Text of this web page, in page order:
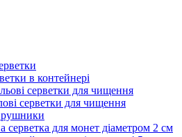
в контейнері
серветки для чищення
серветки для чищення
рушники
серветка для монет діаметром 2 см